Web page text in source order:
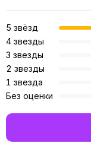
5 звёзд
4 звезды
3 звезды
2 звезды
1 звезда
Без оценки